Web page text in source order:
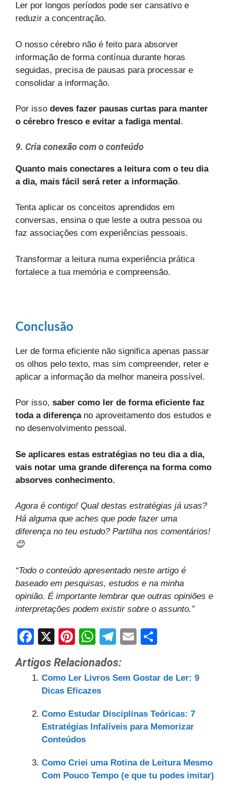
Ler por longos períodos pode ser cansativo e
reduzir a concentração.
O nosso cérebro não é feito para absorver
informação de forma contínua durante horas
seguidas, precisa de pausas para processar e
consolidar a informação.
Por isso deves fazer pausas curtas para manter
o cérebro fresco e evitar a fadiga mental .
9. Cria conexão com o conteúdo
Quanto mais conectares a leitura com o teu dia
a dia, mais fácil será reter a informação.
Tenta aplicar os conceitos aprendidos em
conversas, ensina o que leste a outra pessoa ou
faz associações com experiências pessoais.
Transformar a leitura numa experiência prática
fortalece a tua memória e compreensão.
Conclusão
Ler de forma eficiente não significa apenas passar
os olhos pelo texto, mas sim compreender, reter e
aplicar a informação da melhor maneira possível.
Por isso, saber como ler de forma eficiente faz
toda a diferençano aproveitamento dos estudos e
no desenvolvimento pessoal.
Se aplicares estas estratégias no teu dia a dia,
vais notar uma grande diferença na forma como
absorves conhecimento.
Agora é contigo! Qual destas estratégias já usas?
Há alguma que aches que pode fazer uma
diferença no teu estudo? Partilha nos comentários!
😊
“Todo o conteúdo apresentado neste artigo é
baseado em pesquisas, estudos e na minha
opinião. É importante lembrar que outras opiniões e
interpretações podem existir sobre o assunto.”
F
c
e
o
o
X
Pi
nt
er
e
W
at
s
p
p
T
e
gr
m
E
ail
ar
e
Artigos Relacionados:
Como Ler Livros Sem Gostar de Ler: 9
Dicas Eficazes
Como Estudar Disciplinas Teóricas: 7
Estratégias Infalíveis para Memorizar
Conteúdos
Como Criei uma Rotina de Leitura Mesmo
Com Pouco Tempo (e que tu podes imitar)